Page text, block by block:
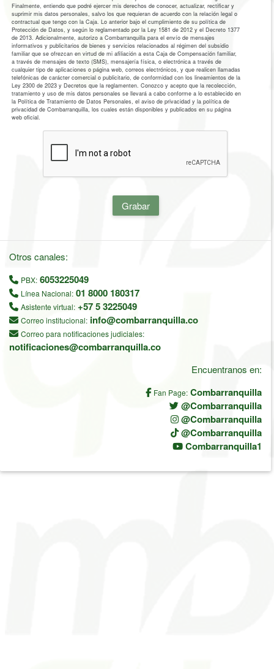
Finalmente, entiendo que podré ejercer mis derechos de conocer, actualizar, rectificar y
suprimir mis datos personales, salvo los que requieran de acuerdo con la relación legal o
contractual que tengo con la Caja. Lo anterior bajo el cumplimiento de su política de
Protección de Datos, y según lo reglamentado por la Ley 1581 de 2012 y el Decreto 1377
de 2013. Adicionalmente, autorizo a Combarranquilla para el envío de mensajes
informativos y publicitarios de bienes y servicios relacionados al régimen del subsidio
familiar que se ofrezcan en virtud de mi afiliación a esta Caja de Compensación familiar,
a través de mensajes de texto (SMS), mensajería física, o electrónica a través de
cualquier tipo de aplicaciones o página web, correos electrónicos, y que realicen llamadas
telefónicas de carácter comercial o publicitario, de conformidad con los lineamientos de la
Ley 2300 de 2023 y Decretos que la reglamenten. Conozco y acepto que la recolección,
tratamiento y uso de mis datos personales se llevará a cabo conforme a lo establecido en
la Política de Tratamiento de Datos Personales, el aviso de privacidad y la política de
privacidad de Combarranquilla, los cuales están disponibles y publicados en su página
web oficial.
Grabar
Otros canales:
PBX: 6053225049
Línea Nacional: 01 8000 180317
Asistente virtual: +57 5 3225049
Correo institucional: info@combarranquilla.co
Correo para notificaciones judiciales:
notificaciones@combarranquilla.co
Encuentranos en:
Fan Page: Combarranquilla
@Combarranquilla
@Combarranquilla
@Combarranquilla
Combarranquilla1